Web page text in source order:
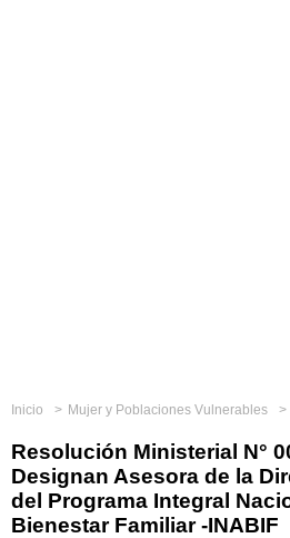
Inicio Mujer y Poblaciones Vulnerables
Resolución Ministerial N°
Designan Asesora de la
del Programa Integral
Bienestar Familiar -INABIF